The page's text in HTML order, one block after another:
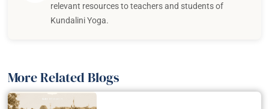
relevant resources to teachers and students of
Kundalini Yoga.
More Related Blogs